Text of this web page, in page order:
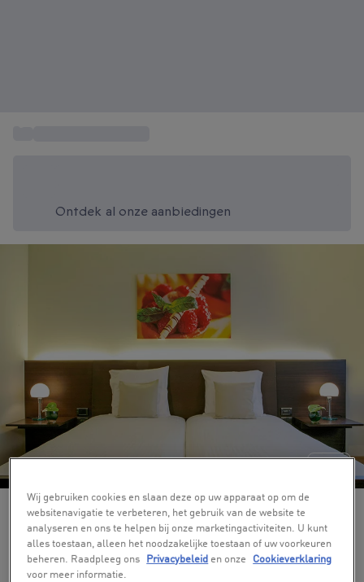
Ontdek al onze aanbiedingen
+ 3
Wij gebruiken cookies en slaan deze op uw apparaat op om de
websitenavigatie te verbeteren, het gebruik van de website te
analyseren en ons te helpen bij onze marketingactiviteiten. U kunt
alles toestaan, alleen het noodzakelijke toestaan of uw voorkeuren
beheren. Raadpleeg ons
Privacybeleid en onze
Cookieverklaring
voor meer informatie.